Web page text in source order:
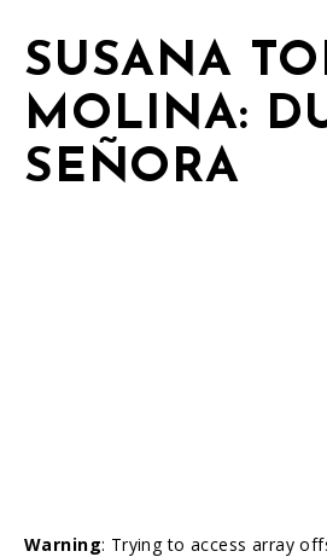
SUSANA
MOLINA:
SEÑORA
Warning: Trying to access array